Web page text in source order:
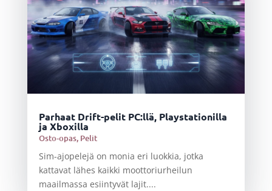
Parhaat Drift-pelit PC:llä, Playstationilla
ja Xboxilla
Osto-opas, Pelit
Sim-ajopelejä on monia eri luokkia, jotka
kattavat lähes kaikki moottoriurheilun
maailmassa esiintyvät lajit....